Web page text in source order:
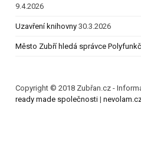
9.4.2026
Uzavření knihovny 30.3.2026
Město Zubří hledá správce
Copyright © 2018 Zubřan.cz -
ready made společnosti |